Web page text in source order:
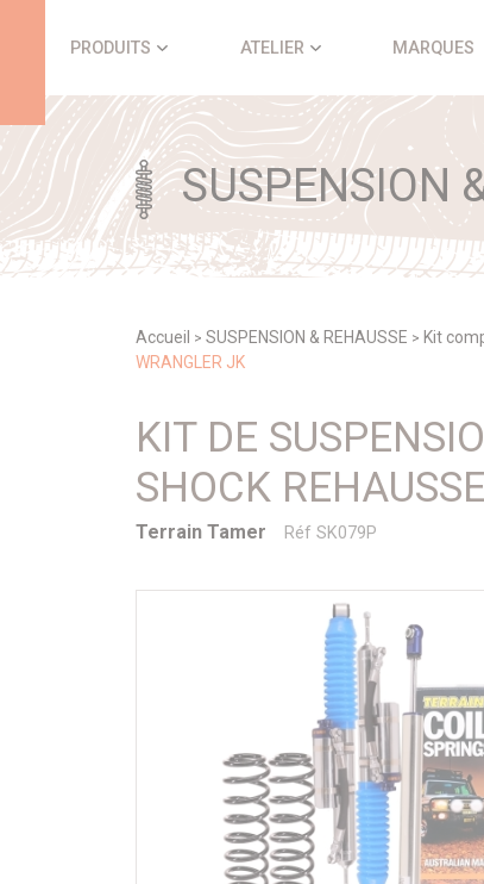
PRODUITS ATELIER MARQUES
SUSPENSION
Accueil > SUSPENSION & REHAUSSE > Kit
WRANGLER JK
KIT DE
SHOCK
Terrain Tamer Réf SK079P